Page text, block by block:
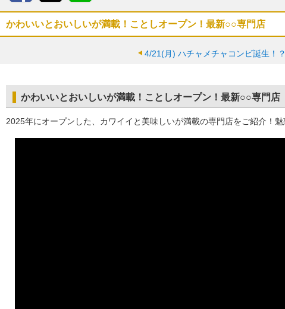
かわいいとおいしいが満載！ことしオープン！最新○○専門店
4/21(月) ハチャメチャコンビ誕生！
かわいいとおいしいが満載！ことしオープン！最新○○専門店
2025年にオープンした、カワイイと美味しいが満載の専門店をご紹介！